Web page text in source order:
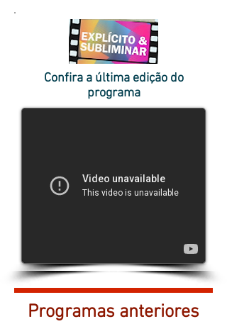
Confira a última edição do
programa
Programas anteriores